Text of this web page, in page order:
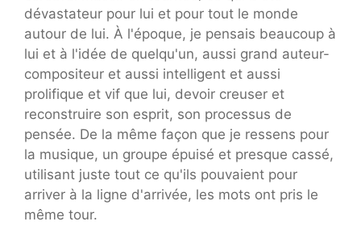
dévastateur pour lui et pour tout le monde
autour de lui. À l'époque, je pensais beaucoup à
lui et à l'idée de quelqu'un, aussi grand auteur-
compositeur et aussi intelligent et aussi
prolifique et vif que lui, devoir creuser et
reconstruire son esprit, son processus de
pensée. De la même façon que je ressens pour
la musique, un groupe épuisé et presque cassé,
utilisant juste tout ce qu'ils pouvaient pour
arriver à la ligne d'arrivée, les mots ont pris le
même tour.